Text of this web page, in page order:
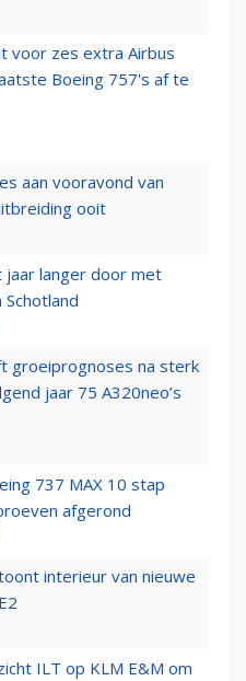
voor zes extra Airbus
Boeing 757's af te
aan vooravond van
ooit
jaar langer door met
groeiprognoses na sterk
jaar 75 A320neo’s
737 MAX 10 stap
afgerond
interieur van nieuwe
ILT op KLM E&M om